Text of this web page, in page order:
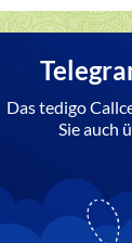
Das tedigo
Sie auch